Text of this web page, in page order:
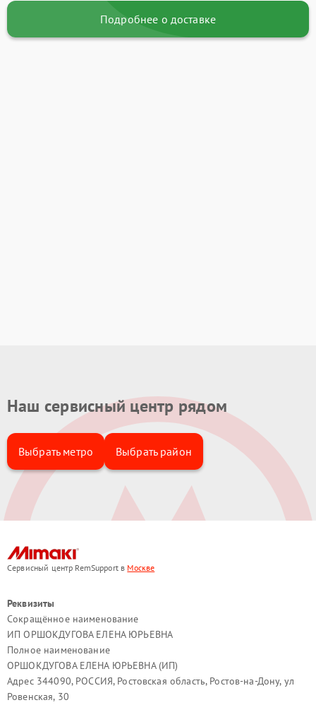
Подробнее о доставке
Наш сервисный центр рядом
Выбрать метро Выбрать район
Сервисный центр RemSupport в Москве
Реквизиты
Сокращённое наименование
ИП ОРШОКДУГОВА ЕЛЕНА ЮРЬЕВНА
Полное наименование
ОРШОКДУГОВА ЕЛЕНА ЮРЬЕВНА (ИП)
Адрес 344090, РОССИЯ, Ростовская область, Ростов-на-Дону, ул
Ровенская, 30